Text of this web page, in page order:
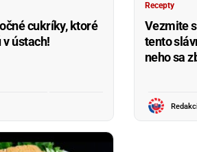
cukríky, ktoré
ústach!
Recepty
Vezmite
tento
neho sa